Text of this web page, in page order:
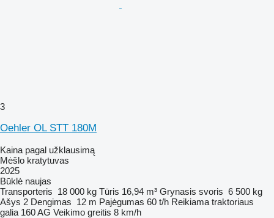
3
Oehler OL STT 180M
Kaina pagal užklausimą
Mėšlo kratytuvas
2025
Būklė naujas
Transporteris 18 000 kg Tūris 16,94 m³ Grynasis svoris 6 500 kg
Ašys 2 Dengimas 12 m Pajėgumas 60 t/h Reikiama traktoriaus
galia 160 AG Veikimo greitis 8 km/h